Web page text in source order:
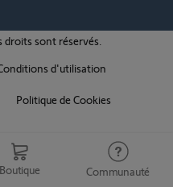
Boutique Communauté
sont réservés.
d'utilisation
Politique de Cookies